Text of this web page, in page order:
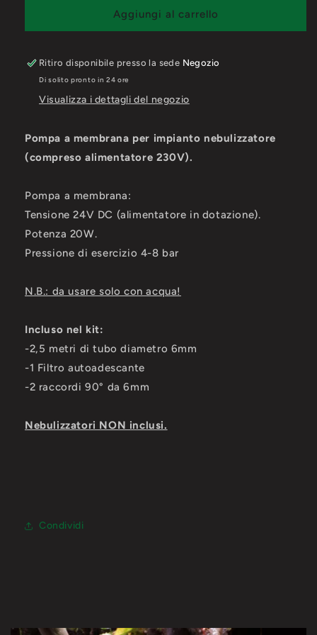
per
nebulizzatore
Pompa
per
nebulizzatore
Aggiungi al carrello
Ritiro disponibile presso la sede Negozio
Di solito pronto in 24 ore
Visualizza i dettagli del negozio
Pompa a membrana per impianto nebulizzatore
(compreso alimentatore 230V).
Pompa a membrana:
Tensione 24V DC (alimentatore in dotazione).
Potenza 20W.
Pressione di esercizio 4-8 bar
N.B.: da usare solo con acqua!
Incluso nel kit:
-2,5 metri di tubo diametro 6mm
-1 Filtro autoadescante
-2 raccordi 90° da 6mm
Nebulizzatori NON inclusi.
Condividi